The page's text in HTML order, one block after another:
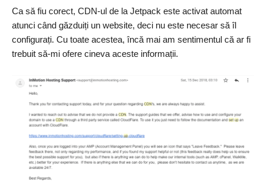
Ca să fiu corect, CDN-ul de la Jetpack este activat automat
atunci când găzduiți un website, deci nu este necesar să îl
configurați. Cu toate acestea, încă mai am sentimentul că ar fi
trebuit să-mi ofere cineva aceste informații.